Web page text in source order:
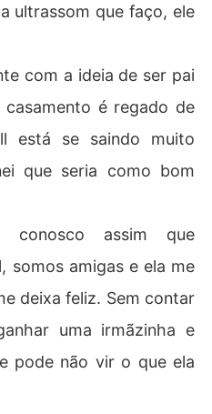
ultrassom que faço, ele
com a ideia de ser pai
é regado de
está se saindo muito
que seria como bom
conosco assim que
somos amigas e ela me
deixa feliz. Sem contar
uma irmãzinha e
pode não vir o que ela